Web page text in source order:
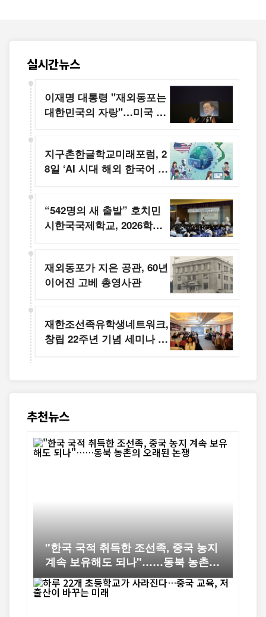
실시간뉴스
이재명 대통령 "재외동포는
대한민국의 자랑"…미국 순
지구촌한글학교미래포럼, 2
8일 ‘AI 시대 해외 한국어 교
“542명의 새 출발” 호치민
시한국국제학교, 2026학년
재외동포가 지은 공관, 60년
이어진 고베 총영사관
재한조선족유학생네트워크,
창립 22주년 기념 세미나 개
추천뉴스
"한국 국적 취득한 조선족, 중국 농지
계속 보유해도 되나"……동북 농촌의
오래된 논쟁